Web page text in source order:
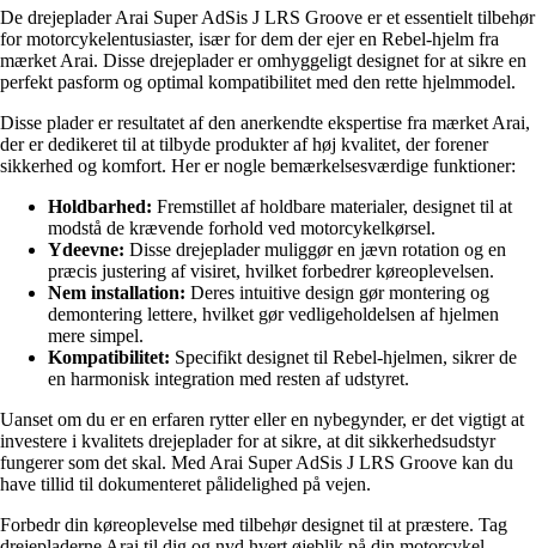
De drejeplader Arai Super AdSis J LRS Groove er et essentielt tilbehør
for motorcykelentusiaster, især for dem der ejer en Rebel-hjelm fra
mærket Arai. Disse drejeplader er omhyggeligt designet for at sikre en
perfekt pasform og optimal kompatibilitet med den rette hjelmmodel.
Disse plader er resultatet af den anerkendte ekspertise fra mærket Arai,
der er dedikeret til at tilbyde produkter af høj kvalitet, der forener
sikkerhed og komfort. Her er nogle bemærkelsesværdige funktioner:
Holdbarhed: Fremstillet af holdbare materialer, designet til at
modstå de krævende forhold ved motorcykelkørsel.
Ydeevne: Disse drejeplader muliggør en jævn rotation og en
præcis justering af visiret, hvilket forbedrer køreoplevelsen.
Nem installation: Deres intuitive design gør montering og
demontering lettere, hvilket gør vedligeholdelsen af hjelmen
mere simpel.
Kompatibilitet: Specifikt designet til Rebel-hjelmen, sikrer de
en harmonisk integration med resten af udstyret.
Uanset om du er en erfaren rytter eller en nybegynder, er det vigtigt at
investere i kvalitets drejeplader for at sikre, at dit sikkerhedsudstyr
fungerer som det skal. Med Arai Super AdSis J LRS Groove kan du
have tillid til dokumenteret pålidelighed på vejen.
Forbedr din køreoplevelse med tilbehør designet til at præstere. Tag